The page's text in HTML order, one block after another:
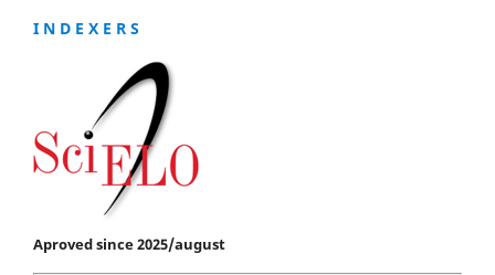
I N D E X E R S
Aproved since 2025/august